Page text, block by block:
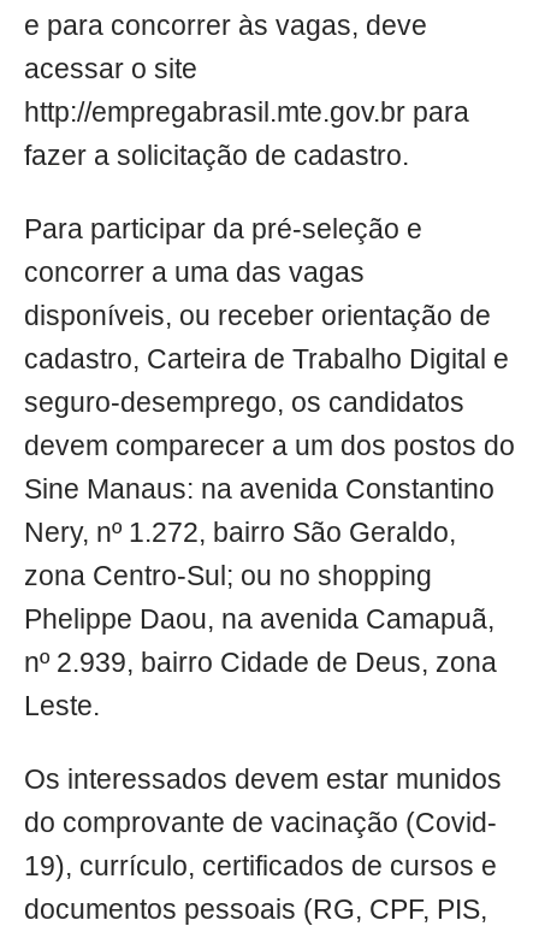
e para concorrer às vagas, deve
acessar o site
http://empregabrasil.mte.gov.br para
fazer a solicitação de cadastro.
Para participar da pré-seleção e
concorrer a uma das vagas
disponíveis, ou receber orientação de
cadastro, Carteira de Trabalho Digital e
seguro-desemprego, os candidatos
devem comparecer a um dos postos do
Sine Manaus: na avenida Constantino
Nery, nº 1.272, bairro São Geraldo,
zona Centro-Sul; ou no shopping
Phelippe Daou, na avenida Camapuã,
nº 2.939, bairro Cidade de Deus, zona
Leste.
Os interessados devem estar munidos
do comprovante de vacinação (Covid-
19), currículo, certificados de cursos e
documentos pessoais (RG, CPF, PIS,